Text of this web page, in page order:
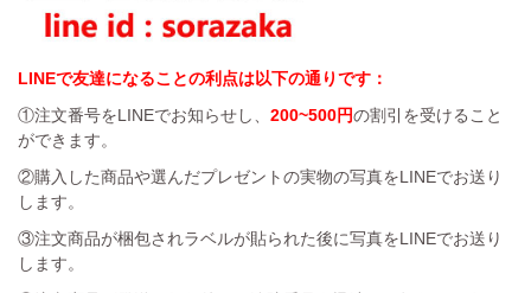
LINEで友達になることの利点は以下の通りです：
①注文番号をLINEでお知らせし、 200~500円の割引を受けること
ができます。
②購入した商品や選んだプレゼントの実物の写真をLINEでお送り
します。
③注文商品が梱包されラベルが貼られた後に写真をLINEでお送り
します。